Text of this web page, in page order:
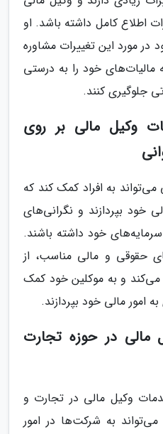
اطلاع کامل داشته باشد. او
مورد این تغییرات مشاوره
خود را به درستی
جلوگیری کنند.
وکیل مالی بر روی
به افراد کمک کند که
خود بپردازند و نگرانی‌های
خود داشته باشند.
حقوقی و مالی مناسب، از
و به موکلین خود کمک
امور مالی خود بپردازند.
مالی در حوزه تجارت
وکیل مالی در تجارت و
به شرکت‌ها در امور